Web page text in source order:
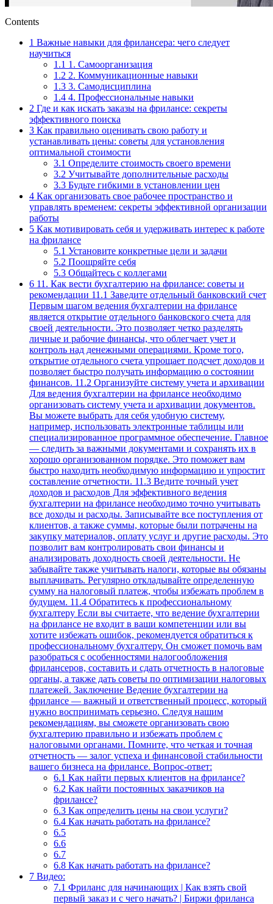
Contents
1 Важные навыки для фрилансера: чего следует
научиться
1.1 1. Самоорганизация
1.2 2. Коммуникационные навыки
1.3 3. Самодисциплина
1.4 4. Профессиональные навыки
2 Где и как искать заказы на фрилансе: секреты
эффективного поиска
3 Как правильно оценивать свою работу и
устанавливать цены: советы для установления
оптимальной стоимости
3.1 Определите стоимость своего времени
3.2 Учитывайте дополнительные расходы
3.3 Будьте гибкими в установлении цен
4 Как организовать свое рабочее пространство и
управлять временем: секреты эффективной организации
работы
5 Как мотивировать себя и удерживать интерес к работе
на фрилансе
5.1 Установите конкретные цели и задачи
5.2 Поощряйте себя
5.3 Общайтесь с коллегами
6 11. Как вести бухгалтерию на фрилансе: советы и
рекомендации 11.1 Заведите отдельный банковский счет
Первым шагом ведения бухгалтерии на фрилансе
является открытие отдельного банковского счета для
своей деятельности. Это позволяет четко разделять
личные и рабочие финансы, что облегчает учет и
контроль над денежными операциями. Кроме того,
открытие отдельного счета упрощает подсчет доходов и
позволяет быстро получать информацию о состоянии
финансов. 11.2 Организуйте систему учета и архивации
Для ведения бухгалтерии на фрилансе необходимо
организовать систему учета и архивации документов.
Вы можете выбрать для себя удобную систему,
например, использовать электронные таблицы или
специализированное программное обеспечение. Главное
— следить за важными документами и сохранять их в
хорошо организованном порядке. Это поможет вам
быстро находить необходимую информацию и упростит
составление отчетности. 11.3 Ведите точный учет
доходов и расходов Для эффективного ведения
бухгалтерии на фрилансе необходимо точно учитывать
все доходы и расходы. Записывайте все поступления от
клиентов, а также суммы, которые были потрачены на
закупку материалов, оплату услуг и другие расходы. Это
позволит вам контролировать свои финансы и
анализировать доходность своей деятельности. Не
забывайте также учитывать налоги, которые вы обязаны
выплачивать. Регулярно откладывайте определенную
сумму на налоговый платеж, чтобы избежать проблем в
будущем. 11.4 Обратитесь к профессиональному
бухгалтеру Если вы считаете, что ведение бухгалтерии
на фрилансе не входит в ваши компетенции или вы
хотите избежать ошибок, рекомендуется обратиться к
профессиональному бухгалтеру. Он сможет помочь вам
разобраться с особенностями налогообложения
фрилансеров, составить и сдать отчетность в налоговые
органы, а также дать советы по оптимизации налоговых
платежей. Заключение Ведение бухгалтерии на
фрилансе — важный и ответственный процесс, который
нужно воспринимать серьезно. Следуя нашим
рекомендациям, вы сможете организовать свою
бухгалтерию правильно и избежать проблем с
налоговыми органами. Помните, что четкая и точная
отчетность — залог успеха и финансовой стабильности
вашего бизнеса на фрилансе. Вопрос-ответ:
6.1 Как найти первых клиентов на фрилансе?
6.2 Как найти постоянных заказчиков на
фрилансе?
6.3 Как определить цены на свои услуги?
6.4 Как начать работать на фрилансе?
6.5
6.6
6.7
6.8 Как начать работать на фрилансе?
7 Видео:
7.1 Фриланс для начинающих | Как взять свой
первый заказ и с чего начать? | Биржи фриланса